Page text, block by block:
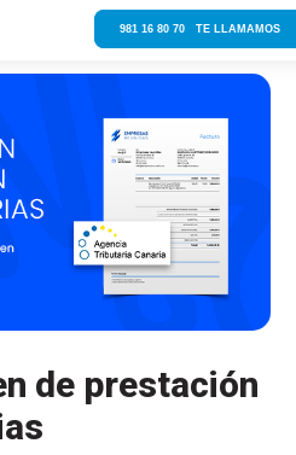
981 16 80 70 TE LLAMAMOS
de prestación